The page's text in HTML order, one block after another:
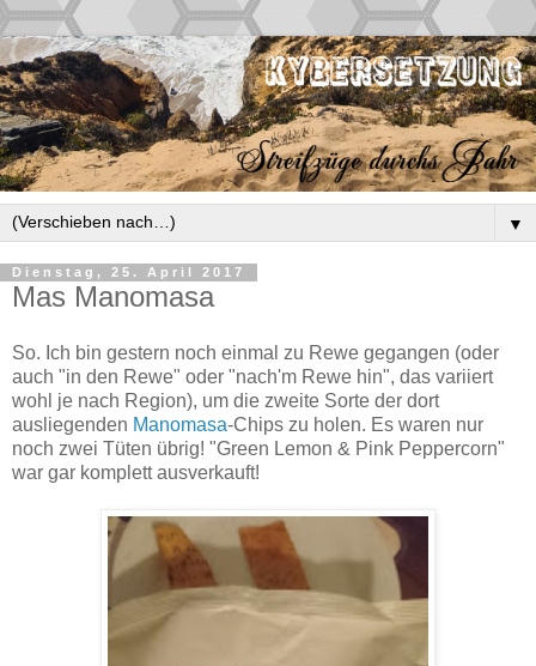
▼
Dienstag, 25. April 2017
Mas Manomasa
So. Ich bin gestern noch einmal zu Rewe gegangen (oder
auch "in den Rewe" oder "nach'm Rewe hin", das variiert
wohl je nach Region), um die zweite Sorte der dort
ausliegenden Manomasa-Chips zu holen. Es waren nur
noch zwei Tüten übrig! "Green Lemon & Pink Peppercorn"
war gar komplett ausverkauft!